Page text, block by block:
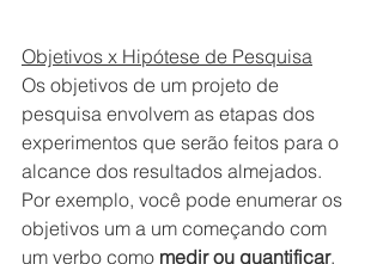
Objetivos x Hipótese de Pesquisa
Os objetivos de um projeto de
pesquisa envolvem as etapas dos
experimentos que serão feitos para o
alcance dos resultados almejados.
Por exemplo, você pode enumerar os
objetivos um a um começando com
um verbo como medir ou quantificar,